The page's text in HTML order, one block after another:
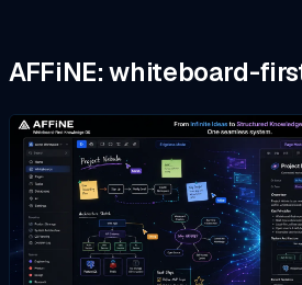
AFFiNE: whiteboard-